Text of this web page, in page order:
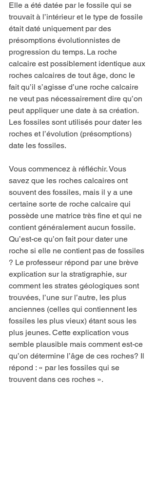
Elle a été datée par le fossile qui se
trouvait à l’intérieur et le type de fossile
était daté uniquement par des
présomptions évolutionnistes de
progression du temps. La roche
calcaire est possiblement identique aux
roches calcaires de tout âge, donc le
fait qu’il s’agisse d’une roche calcaire
ne veut pas nécessairement dire qu’on
peut appliquer une date à sa création.
Les fossiles sont utilisés pour dater les
roches et l’évolution (présomptions)
date les fossiles.
Vous commencez à réfléchir. Vous
savez que les roches calcaires ont
souvent des fossiles, mais il y a une
certaine sorte de roche calcaire qui
possède une matrice très fine et qui ne
contient généralement aucun fossile.
Qu’est-ce qu’on fait pour dater une
roche si elle ne contient pas de fossiles
? Le professeur répond par une brève
explication sur la stratigraphie, sur
comment les strates géologiques sont
trouvées, l’une sur l’autre, les plus
anciennes (celles qui contiennent les
fossiles les plus vieux) étant sous les
plus jeunes. Cette explication vous
semble plausible mais comment est-ce
qu’on détermine l’âge de ces roches? Il
répond : « par les fossiles qui se
trouvent dans ces roches ».